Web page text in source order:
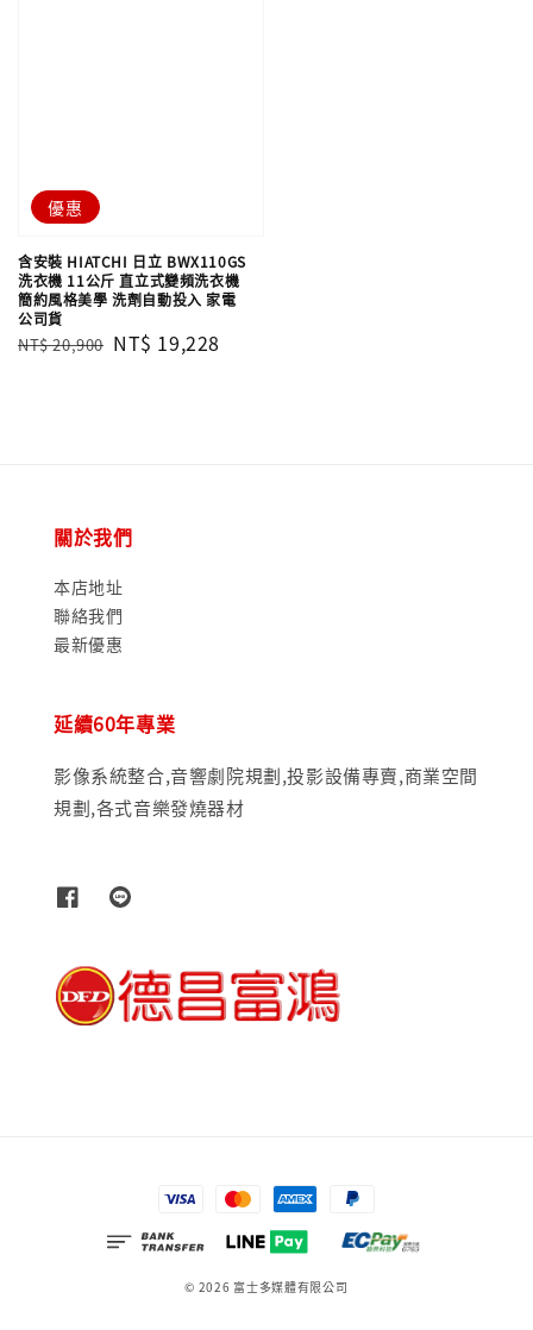
優惠
含安裝 HIATCHI 日立 BWX110GS
洗衣機 11公斤 直立式變頻洗衣機
簡約風格美學 洗劑自動投入 家電
公司貨
Regular
NT$ 20,900 Sale
NT$ 19,228
關於我們
本店地址
聯絡我們
最新優惠
延續60年專業
影像系統整合,音響劇院規劃,投影設備專賣,商業空間
規劃,各式音樂發燒器材
© 2026 富士多媒體有限公司